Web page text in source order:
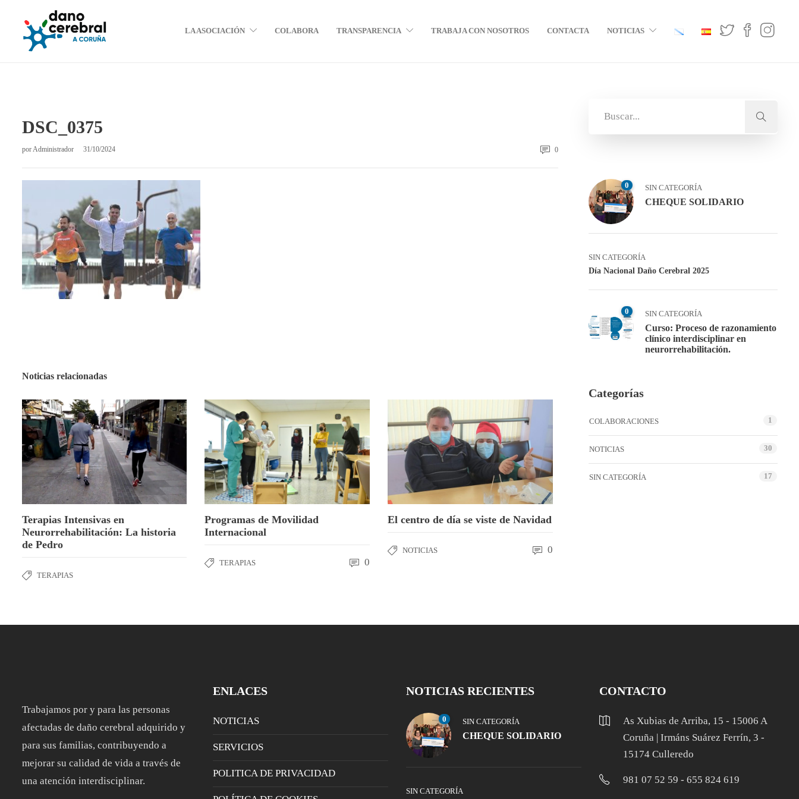
LA ASOCIACIÓN COLABORA TRANSPARENCIA TRABAJA CON NOSOTROS CONTACTA NOTICIAS
DSC_0375
porAdministrador 31/10/2024 0
Noticias relacionadas
Terapias Intensivas en
Neurorrehabilitación: La historia
de Pedro
TERAPIAS
Programas de Movilidad
Internacional
TERAPIAS 0
El centro de día se viste de Navidad
NOTICIAS 0
0 SIN CATEGORÍA
CHEQUE SOLIDARIO
SIN CATEGORÍA
Día Nacional Daño Cerebral 2025
0 SIN CATEGORÍA
Curso: Proceso de razonamiento
clínico interdisciplinar en
neurorrehabilitación.
Categorías
COLABORACIONES 1
NOTICIAS 30
SIN CATEGORÍA 17
Trabajamos por y para las personas
afectadas de daño cerebral adquirido y
para sus familias, contribuyendo a
mejorar su calidad de vida a través de
una atención interdisciplinar.
ENLACES
NOTICIAS
SERVICIOS
POLITICA DE PRIVACIDAD
NOTICIAS RECIENTES
0 SIN CATEGORÍA
CHEQUE SOLIDARIO
SIN CATEGORÍA
CONTACTO
As Xubias de Arriba, 15 - 15006 A
Coruña | Irmáns Suárez Ferrín, 3 -
15174 Culleredo
981 07 52 59 - 655 824 619